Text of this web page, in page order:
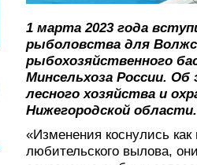
1 марта 2023 года
рыболовства для
рыбохозяйственного
Минсельхоза России.
лесного хозяйства и
Нижегородской области.
«Изменения коснулись
любительского вылова,